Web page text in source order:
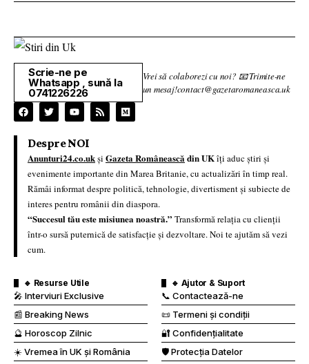
Scrie-ne pe
Whatsapp , sună la
0741226226
Vrei să colaborezi cu noi? 📧 Trimite-ne
un mesaj!contact@gazetaromaneasca.uk
Despre NOI
Anunturi24.co.ukși Gazeta Româneascădin UKîți aduc știri și
evenimente importante din Marea Britanie, cu actualizări în timp real.
Rămâi informat despre politică, tehnologie, divertisment și subiecte de
interes pentru românii din diaspora.
“Succesul tău este misiunea noastră.” Transformă relația cu clienții
într-o sursă puternică de satisfacție și dezvoltare. Noi te ajutăm să vezi
cum.
🔹 Resurse Utile
🎤 Interviuri Exclusive
📰 Breaking News
🔮 Horoscop Zilnic
☀️ Vremea în UK și România
🔹 Ajutor & Suport
📞 Contactează-ne
📜 Termeni și condiții
🔐 Confidențialitate
🛡️ Protecția Datelor